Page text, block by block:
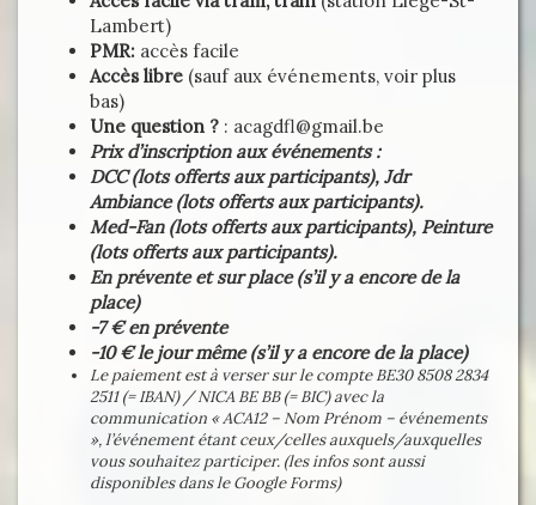
Lambert)
PMR: accès facile
Accès libre (sauf aux événements, voir plus
bas)
Une question ? : acagdfl@gmail.be
Prix d’inscription aux événements :
DCC(lots offerts aux participants), Jdr
Ambiance (lots offerts aux participants).
Med-Fan (lots offerts aux participants), Peinture
(lots offerts aux participants).
En prévente et sur place (s’il y a encore de la
place)
-7 € en prévente
-10 € le jour même (s’il y a encore de la place)
Le paiement est à verser sur le compte BE30 8508 2834
2511 (= IBAN) / NICA BE BB (= BIC) avec la
communication « ACA12 – Nom Prénom – événements
», l’événement étant ceux/celles auxquels/auxquelles
vous souhaitez participer. (les infos sont aussi
disponibles dans le Google Forms)